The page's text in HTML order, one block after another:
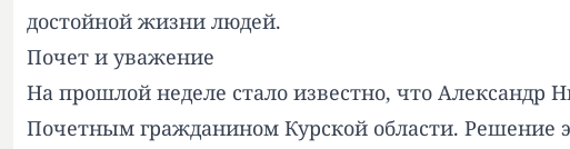
достойной жизни людей.
Почет и уважение
На прошлой неделе стало известно, что
Почетным гражданином Курской области. Решение